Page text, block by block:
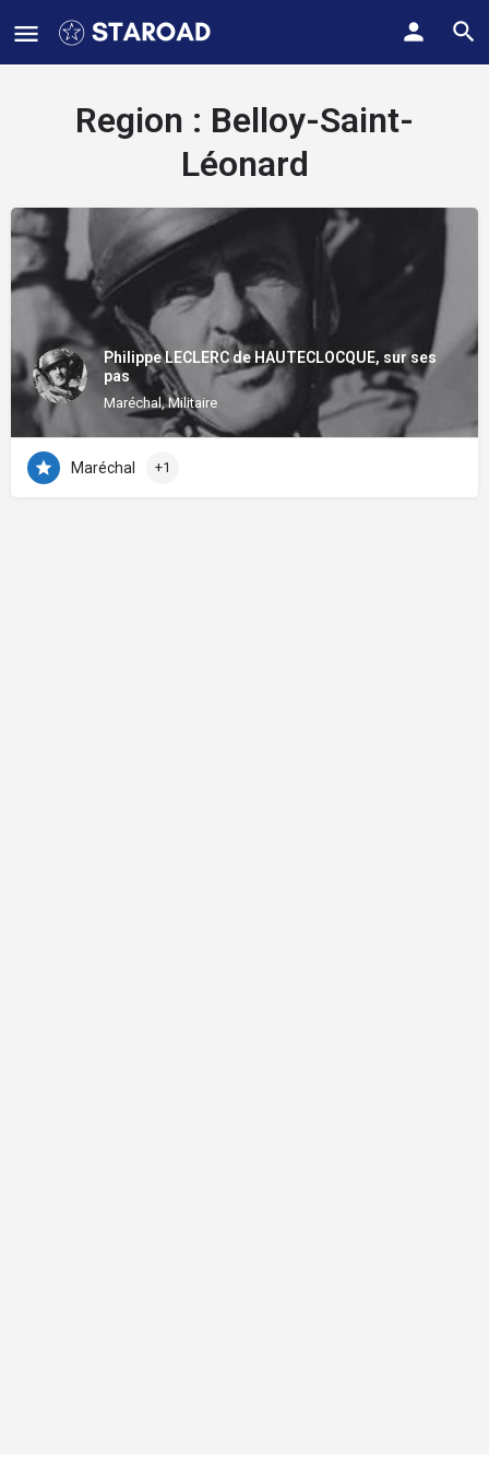
Region : Belloy-Saint-
Léonard
Philippe LECLERC de HAUTECLOCQUE, sur ses
pas
Maréchal, Militaire
Maréchal +1